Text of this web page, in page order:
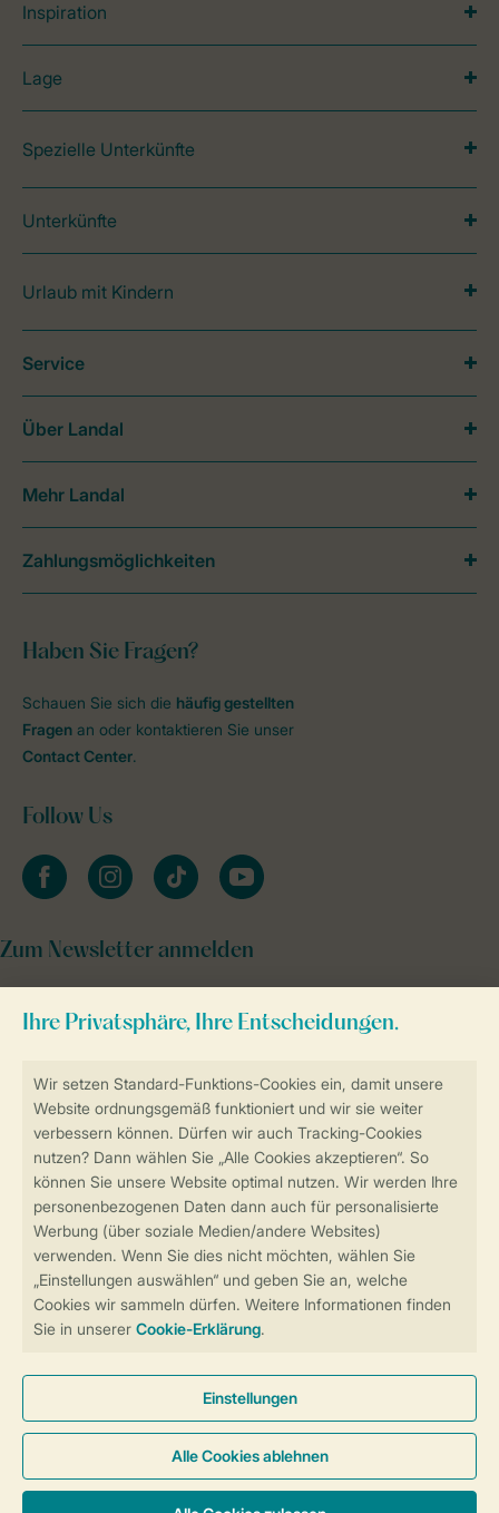
Sicherstellung Deiner Privatsphäre
Sicher und schnell zur Online-Buchung
Sichere Datenübertragung
Sicheres Bezahlen
Inspiration
Lage
Spezielle Unterkünfte
Unterkünfte
Urlaub mit Kindern
Haben Sie Fragen?
Schauen Sie sich die häufig gestellten
Fragen an oder kontaktieren Sie unser
Contact Center.
Follow Us
facebookinstagramtiktok youtube
Zum Newsletter anmelden
Service
Über Landal
Mehr Landal
Zahlungsmöglichkeiten
Cookies und Banner
Barrierefreiheit
© 2026 Landal GreenParks GmbH